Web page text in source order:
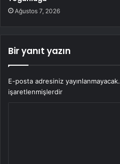
Ağustos 7, 2026
Bir yanıt yazın
E-posta adresiniz yayınlanmayacak.
işaretlenmişlerdir